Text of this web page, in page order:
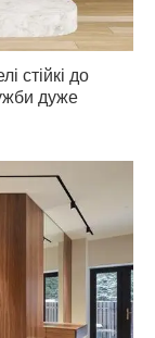
стійкі до
дуже